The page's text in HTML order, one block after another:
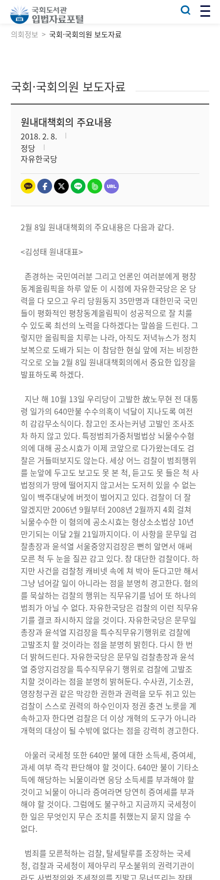
의회정보 국회·국회의원 보도자료
국회·국회의원 보도자료
원내대책회의 주요내용
2018. 2. 8.
정당
자유한국당
2월 8일 원내대책회의 주요내용은 다음과 같다.
<김성태 원내대표>
존경하는 국민여러분 그리고 언론인 여러분에게 평창
동계올림픽을 하루 앞둔 이 시점에 자유한국당은 온 당
력을 다 모으고 우리 당원동지 35만명과 대한민국 국민
들이 평화적인 평창동계올림픽이 성공적으로 잘 치룰
수 있도록 최선의 노력을 다하겠다는 말씀을 드린다. 그
렇지만 올림픽을 치루는 나라, 아직도 저녁뉴스가 정치
보복으로 도배가 되는 이 참담한 현실 앞에 저는 비장한
각오로 오늘 2월 8일 원내대책회의에서 중요한 입장을
발표하도록 하겠다.
지난 해 10월 13일 우리당이 고발한 故노무현 전 대통
령 일가의 640만불 수수의혹이 넉달이 지나도록 여전
히 감감무소식이다. 참고인 조사는커녕 고발인 조사조
차 하지 않고 있다. 특정범죄가중처벌법상 뇌물수수혐
의에 대해 공소시효가 이제 코앞으로 다가왔는데도 검
찰은 거들떠보지도 않는다. 세상 어느 검찰이 범죄행위
를 눈앞에 두고도 보고도 못 본 척, 듣고도 못 들은 척 사
법정의가 땅에 떨어지지 않고서는 도저히 있을 수 없는
일이 백주대낮에 버젓이 벌어지고 있다. 검찰이 더 잘
알겠지만 2006년 9월부터 2008년 2월까지 4회 걸쳐
뇌물수수한 이 혐의에 공소시효는 형상소소법상 10년
만기되는 이달 2월 21일까지이다. 이 사항을 문무일 검
찰총장과 윤석열 서울중앙지검장은 뻔히 알면서 애써
모른 척 두 눈을 질끈 감고 있다. 참 대단한 검찰이다. 하
지만 사건을 검찰청 캐비넷 속에 쳐 박아 둔다고만 해서
그냥 넘어갈 일이 아니라는 점을 분명히 경고한다. 혐의
를 묵살하는 검찰의 행위는 직무유기를 넘어 또 하나의
범죄가 아닐 수 없다. 자유한국당은 검찰의 이런 직무유
기를 결코 좌시하지 않을 것이다. 자유한국당은 문무일
총장과 윤석열 지검장을 특수직무유기행위로 검찰에
고발조치 할 것이라는 점을 분명히 밝힌다. 다시 한 번
더 밝혀드린다. 자유한국당은 문무일 검찰총장과 윤석
열 중앙지검장을 특수직무유기 행위로 검찰에 고발조
치할 것이라는 점을 분명히 밝혀둔다. 수사권, 기소권,
영장청구권 같은 막강한 권한과 권력을 모두 쥐고 있는
검찰이 스스로 권력의 하수인이자 정권 충견 노릇을 계
속하고자 한다면 검찰은 더 이상 개혁의 도구가 아니라
개혁의 대상이 될 수밖에 없다는 점을 강력히 경고한다.
아울러 국세청 또한 640만 불에 대한 소득세, 증여세,
과세 여부 즉각 판단해야 할 것이다. 640만 불이 기타소
득에 해당하는 뇌물이라면 응당 소득세를 부과해야 할
것이고 뇌물이 아니라 증여라면 당연히 증여세를 부과
해야 할 것이다. 그럼에도 불구하고 지금까지 국세청이
한 일은 무엇인지 무슨 조치를 취했는지 묻지 않을 수
없다.
범죄를 모른척하는 검찰, 탈세탈루를 조장하는 국세
청, 검찰과 국세청이 제아무리 무소불위의 권력기관이
라도 사법정의와 조세정의를 짓밟고 무너뜨리는 작태